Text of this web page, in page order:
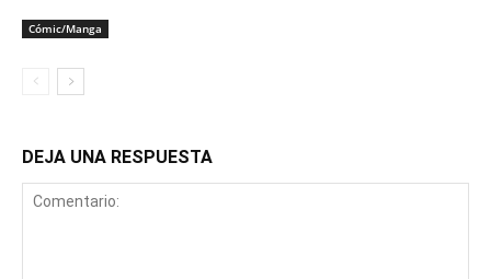
Cómic/Manga
DEJA UNA RESPUESTA